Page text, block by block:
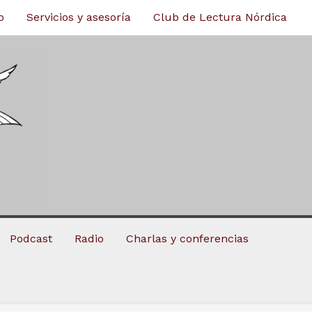
Servicios y asesoría Club de Lectura Nórdica
Podcast Radio Charlas y conferencias